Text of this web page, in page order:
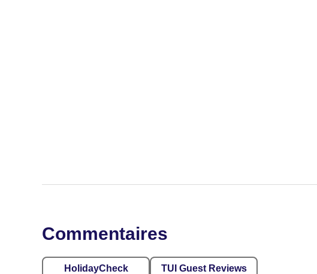
Commentaires
HolidayCheck TUI Guest Reviews